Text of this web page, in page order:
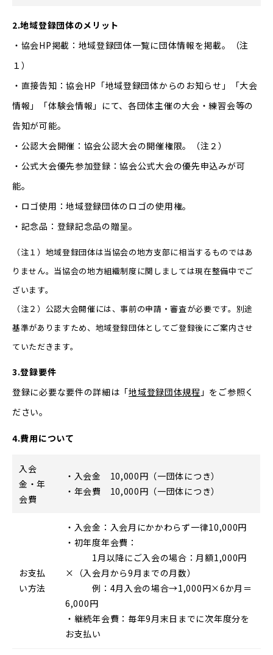
2.地域登録団体のメリット
・協会HP掲載：地域登録団体一覧に団体情報を掲載。（注
１）
・直接告知：協会HP「地域登録団体からのお知らせ」「大会
情報」「体験会情報」にて、各団体主催の大会・練習会等の
告知が可能。
・公認大会開催：協会公認大会の開催権限。（注２）
・公式大会優先参加登録：協会公式大会の優先申込みが可
能。
・ロゴ使用：地域登録団体のロゴの使用権。
・記念品：登録記念品の贈呈。
（注１）地域登録団体は当協会の地方支部に相当するものではあ
りません。当協会の地方組織制度に関しましては現在整備中でご
ざいます。
（注２）公認大会開催には、事前の申請・審査が必要です。別途
基準がありますため、地域登録団体としてご登録後にご案内させ
ていただきます。
3.登録要件
登録に必要な要件の詳細は「地域登録団体規程 」をご参照く
ださい。
4.費用について
入会
金・年
会費
・入会金 10,000円（一団体につき）
・年会費 10,000円（一団体につき）
お支払
い方法
・入会金：入会月にかかわらず一律10,000円
・初年度年会費：
1月以降にご入会の場合：月額1,000円
×（入会月から9月までの月数）
例：4月入会の場合→1,000円×6か月＝
6,000円
・継続年会費：毎年9月末日までに次年度分を
お支払い